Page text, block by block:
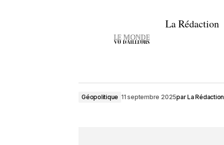
La Rédaction
Géopolitique 11 septembre 2025parLa Rédaction